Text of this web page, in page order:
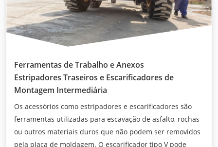
Ferramentas de Trabalho e Anexos
Estripadores Traseiros e Escarificadores de
Montagem Intermediária
Os acessórios como estripadores e escarificadores são
ferramentas utilizadas para escavação de asfalto, rochas
ou outros materiais duros que não podem ser removidos
pela placa de moldagem. O escarificador tipo V pode